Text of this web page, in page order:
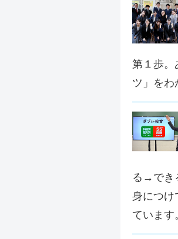
第１歩。
ツ」をわ
る→でき
身につけ
ています